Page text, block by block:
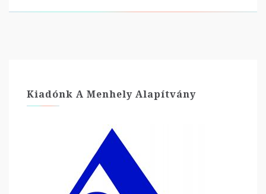
Kiadónk A Menhely Alapítvány